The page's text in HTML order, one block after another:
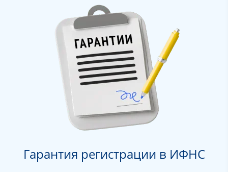
Гарантия регистрации в ИФНС